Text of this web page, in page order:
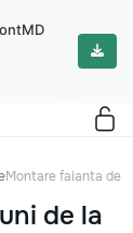
Montare faianta de
de la